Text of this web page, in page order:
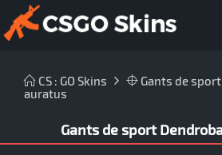
CS : GO Skins Gants de sport
auratus
Gants de sport